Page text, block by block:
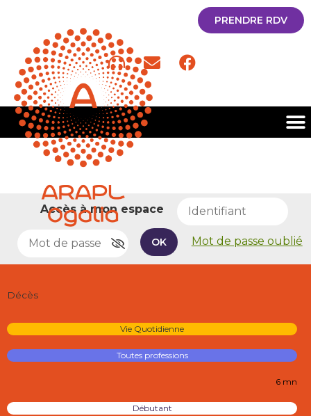
PRENDRE RDV
Accès à mon espace
OK Mot de passe oublié
Décès
Vie Quotidienne
Toutes professions
6 mn
Débutant